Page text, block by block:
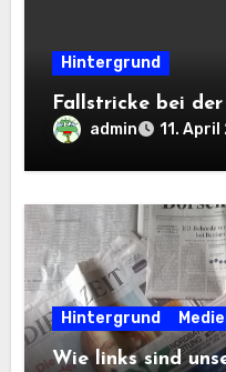
Hintergrund
Fallstricke bei
admin 11. April
Hintergrund
Wie links sind